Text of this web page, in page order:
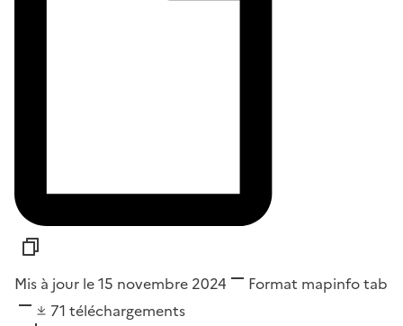
Mis à jour le 15 novembre 2024 Format mapinfo tab
71 téléchargements